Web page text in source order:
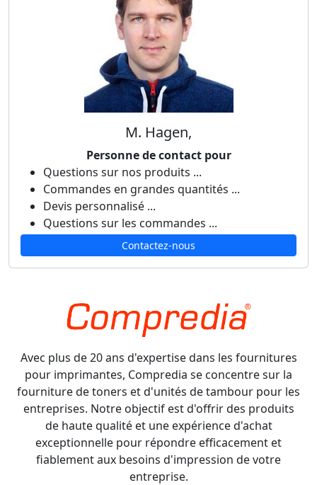
M. Hagen,
Personne de contact pour
Questions sur nos produits ...
Commandes en grandes quantités ...
Devis personnalisé ...
Questions sur les commandes ...
Contactez-nous
Avec plus de 20 ans d'expertise dans les fournitures
pour imprimantes, Compredia se concentre sur la
fourniture de toners et d'unités de tambour pour les
entreprises. Notre objectif est d'offrir des produits
de haute qualité et une expérience d'achat
exceptionnelle pour répondre efficacement et
fiablement aux besoins d'impression de votre
entreprise.